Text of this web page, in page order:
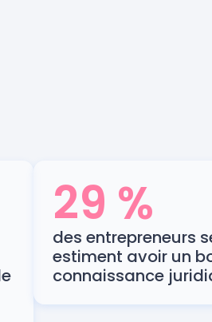
29 %
des entrepreneurs
estiment avoir un
connaissance